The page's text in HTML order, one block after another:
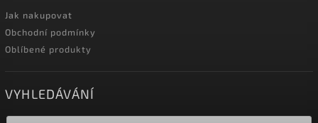
Jak nakupovat
Obchodní podmínky
Oblíbené produkty
VYHLEDÁVÁNÍ